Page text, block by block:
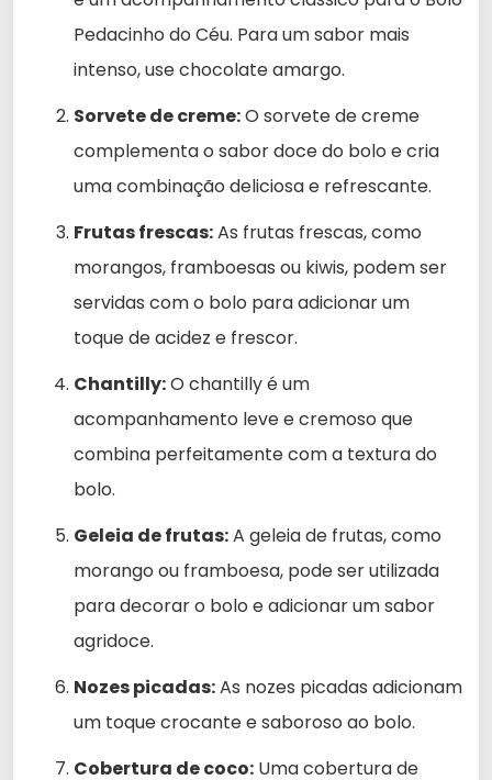
Pedacinho do Céu. Para um sabor mais
intenso, use chocolate amargo.
Sorvete de creme:O sorvete de creme
complementa o sabor doce do bolo e cria
uma combinação deliciosa e refrescante.
Frutas frescas:As frutas frescas, como
morangos, framboesas ou kiwis, podem ser
servidas com o bolo para adicionar um
toque de acidez e frescor.
Chantilly:O chantilly é um
acompanhamento leve e cremoso que
combina perfeitamente com a textura do
bolo.
Geleia de frutas:A geleia de frutas, como
morango ou framboesa, pode ser utilizada
para decorar o bolo e adicionar um sabor
agridoce.
Nozes picadas:As nozes picadas adicionam
um toque crocante e saboroso ao bolo.
Cobertura de coco: Uma cobertura de